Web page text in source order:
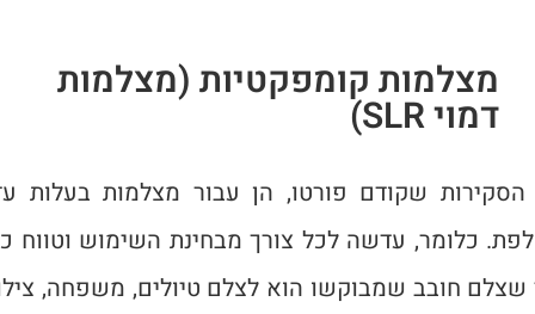
מצלמות קומפקטיות (מצלמות
דמוי SLR)
שקודם פורטו, הן עבור מצלמות בעלות
כלומר, עדשה לכל צורך מבחינת השימוש וטווח
שצלם חובב שמבוקשו הוא לצלם טיולים, משפחה,